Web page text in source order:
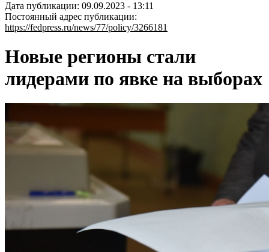
Дата публикации: 09.09.2023 - 13:11
Постоянный адрес публикации:
https://fedpress.ru/news/77/policy/3266181
Новые регионы стали
лидерами по явке на выборах